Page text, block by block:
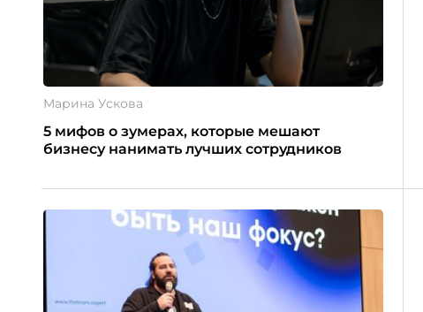
Марина Ускова
5 мифов о зумерах, которые мешают
бизнесу нанимать лучших сотрудников